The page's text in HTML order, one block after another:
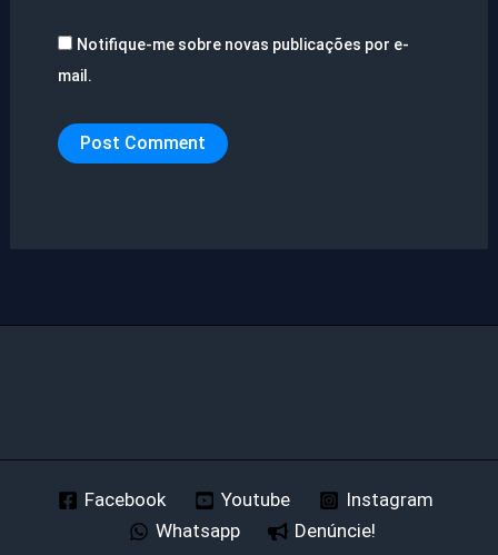
Notifique-me sobre novas publicações por e-
mail.
Facebook Youtube
Instagram
Whatsapp
Denúncie!